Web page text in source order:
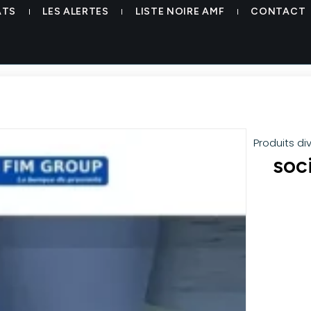
LES ALERTES LISTE NOIRE AMF CONTACT
Produits